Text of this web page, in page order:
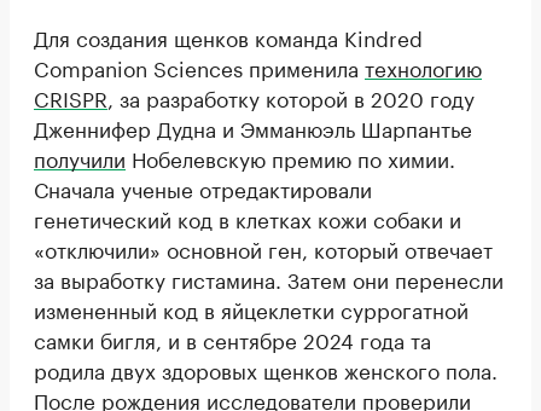
Для создания щенков команда Kindred
Companion Sciences применила технологию
CRISPR, за разработку которой в 2020 году
Дженнифер Дудна и Эмманюэль Шарпантье
получили Нобелевскую премию по химии.
Сначала ученые отредактировали
генетический код в клетках кожи собаки и
«отключили» основной ген, который отвечает
за выработку гистамина. Затем они перенесли
измененный код в яйцеклетки суррогатной
самки бигля, и в сентябре 2024 года та
родила двух здоровых щенков женского пола.
После рождения исследователи проверили